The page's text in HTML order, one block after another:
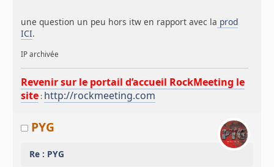
une question un peu hors itw en rapport avec la prod
ICI.
IP archivée
Revenir sur le portail d’accueil RockMeeting le
site : http://rockmeeting.com
PYG
Re : PYG